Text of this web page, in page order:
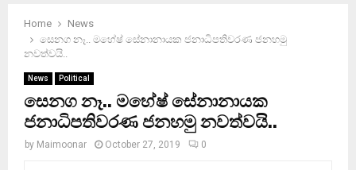
Home
News
සෙනග නෑ.. මහේෂ් සේනානායක ජනාධිපතිවරණ ජනහමු
නවත්වයි..
News Political
සෙනග නෑ.. මහේෂ් සේනානායක
ජනාධිපතිවරණ ජනහමු නවත්වයි..
by Maimoonar October 27, 2019 0